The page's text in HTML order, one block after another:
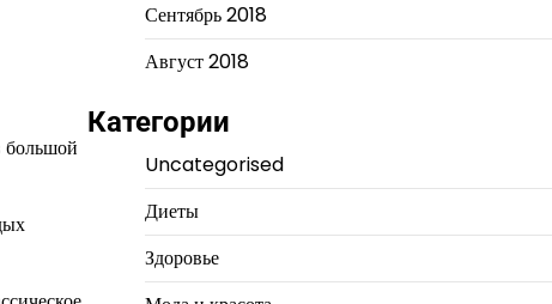
большой
Сентябрь 2018
Август 2018
Категории
Uncategorised
Диеты
Здоровье